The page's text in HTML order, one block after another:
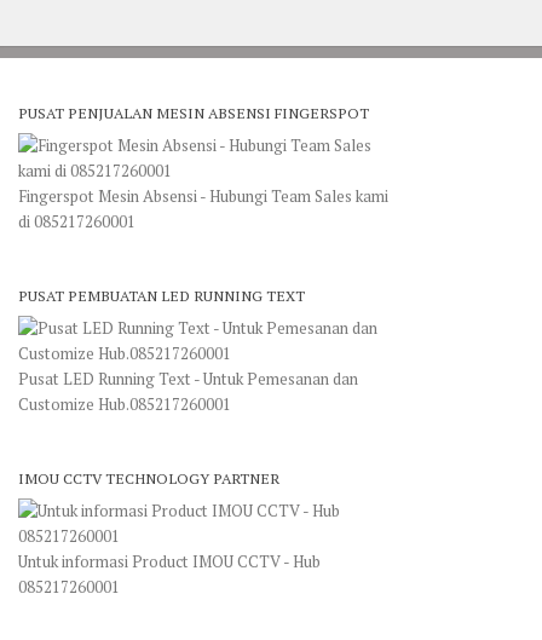
PUSAT PENJUALAN MESIN ABSENSI FINGERSPOT
Fingerspot Mesin Absensi - Hubungi Team Sales kami
di 085217260001
PUSAT PEMBUATAN LED RUNNING TEXT
Pusat LED Running Text - Untuk Pemesanan dan
Customize Hub.085217260001
IMOU CCTV TECHNOLOGY PARTNER
Untuk informasi Product IMOU CCTV - Hub
085217260001